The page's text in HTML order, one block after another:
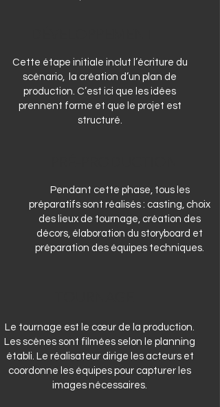
Cette étape initiale inclut l’écriture du
scénario, la création d’un plan de
production. C’est ici que les idées
prennent forme et que le projet est
structuré.
Pendant cette phase, tous les
préparatifs sont réalisés : casting, choix
des lieux de tournage, création des
décors, élaboration du storyboard et
préparation des équipes techniques.
Le tournage est le cœur de la production.
Les scènes sont filmées selon le planning
établi. Le réalisateur dirige les acteurs et
coordonne les équipes pour capturer les
images nécessaires.